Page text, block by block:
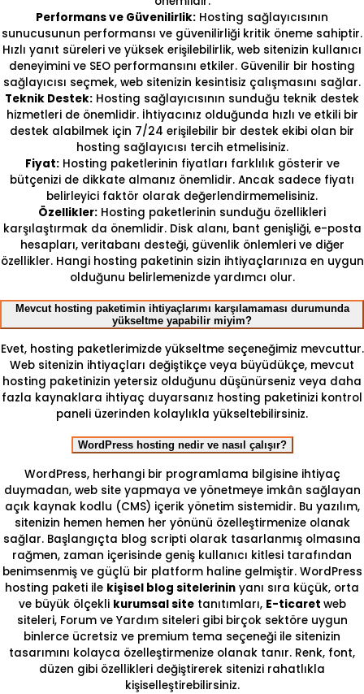
Performans ve Güvenilirlik: Hosting sağlayıcısının
sunucusunun performansı ve güvenilirliği kritik öneme sahiptir.
Hızlı yanıt süreleri ve yüksek erişilebilirlik, web sitenizin kullanıcı
deneyimini ve SEO performansını etkiler. Güvenilir bir hosting
sağlayıcısı seçmek, web sitenizin kesintisiz çalışmasını sağlar.
Teknik Destek: Hosting sağlayıcısının sunduğu teknik destek
hizmetleri de önemlidir. İhtiyacınız olduğunda hızlı ve etkili bir
destek alabilmek için 7/24 erişilebilir bir destek ekibi olan bir
hosting sağlayıcısı tercih etmelisiniz.
Fiyat:Hosting paketlerinin fiyatları farklılık gösterir ve
bütçenizi de dikkate almanız önemlidir. Ancak sadece fiyatı
belirleyici faktör olarak değerlendirmemelisiniz.
Özellikler: Hosting paketlerinin sunduğu özellikleri
karşılaştırmak da önemlidir. Disk alanı, bant genişliği, e-posta
hesapları, veritabanı desteği, güvenlik önlemleri ve diğer
özellikler. Hangi hosting paketinin sizin ihtiyaçlarınıza en uygun
olduğunu belirlemenizde yardımcı olur.
Mevcut hosting paketimin ihtiyaçlarımı karşılamaması durumunda
yükseltme yapabilir miyim?
Evet, hosting paketlerimizde yükseltme seçeneğimiz mevcuttur.
Web sitenizin ihtiyaçları değiştikçe veya büyüdükçe, mevcut
hosting paketinizin yetersiz olduğunu düşünürseniz veya daha
fazla kaynaklara ihtiyaç duyarsanız hosting paketinizi kontrol
paneli üzerinden kolaylıkla yükseltebilirsiniz.
WordPress hosting nedir ve nasıl çalışır?
WordPress, herhangi bir programlama bilgisine ihtiyaç
duymadan, web site yapmaya ve yönetmeye imkân sağlayan
açık kaynak kodlu (CMS) içerik yönetim sistemidir. Bu yazılım,
sitenizin hemen hemen her yönünü özelleştirmenize olanak
sağlar. Başlangıçta blog scripti olarak tasarlanmış olmasına
rağmen, zaman içerisinde geniş kullanıcı kitlesi tarafından
benimsenmiş ve güçlü bir platform haline gelmiştir. WordPress
hosting paketi ile kişisel blog sitelerinin yanı sıra küçük, orta
ve büyük ölçekli kurumsal sitetanıtımları, E-ticaret web
siteleri, Forum ve Yardım siteleri gibi birçok sektöre uygun
binlerce ücretsiz ve premium tema seçeneği ile sitenizin
tasarımını kolayca özelleştirmenize olanak tanır. Renk, font,
düzen gibi özellikleri değiştirerek sitenizi rahatlıkla
kişiselleştirebilirsiniz.